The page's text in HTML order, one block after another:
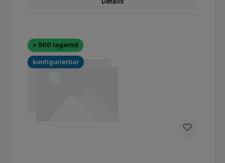
> 500 lagernd
konfigurierbar